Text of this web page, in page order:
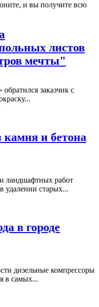
и вы получите всю
листов
мечты"
заказчик с
и бетона
ландшафтных работ
удалении старых...
в городе
дизельные компрессоры
в самых...